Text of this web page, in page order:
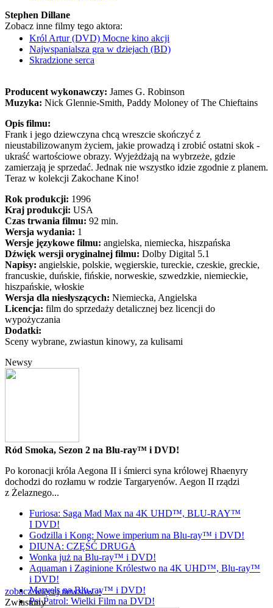
Stephen Dillane
Zobacz inne filmy tego aktora:
Król Artur (DVD) Mocne kino akcji
Najwspanialsza gra w dziejach (BD)
Skradzione serca
Producent wykonawczy: James G. Robinson
Muzyka: Nick Glennie-Smith, Paddy Moloney of The Chieftains
Opis filmu:
Frank i jego dziewczyna chcą wreszcie skończyć z
nieustabilizowanym życiem, jakie prowadzą i zrobić ostatni skok -
ukraść wartościowe obrazy. Wyjeżdżają na wybrzeże, gdzie
zamierzają je sprzedać. Jednak nie wszystko idzie zgodnie z planem.
Teraz w kolekcji Zakochane Kino!
Rok produkcji: 1996
Kraj produkcji: USA
Czas trwania filmu: 92 min.
Wersja wydania: 1
Wersje językowe filmu: angielska, niemiecka, hiszpańska
Dźwięk wersji oryginalnej filmu: Dolby Digital 5.1
Napisy: angielskie, polskie, węgierskie, tureckie, czeskie, greckie,
francuskie, duńskie, fińskie, norweskie, szwedzkie, niemieckie,
hiszpańskie, włoskie
Wersja dla niesłyszących: Niemiecka, Angielska
Licencja: film do sprzedaży detalicznej bez licencji do
wypożyczania
Dodatki:
Sceny wybrane, zwiastun kinowy, za kulisami
Newsy
Ród Smoka, Sezon 2 na Blu-ray™ i DVD!
Po koronacji króla Aegona II i śmierci syna królowej Rhaenyry
dochodzi do rozłamu w rodzie Targaryenów. Aegon II rządzi
z Żelaznego...
Furiosa: Saga Mad Max na 4K UHD™, BLU-RAY™
I DVD!
Godzilla i Kong: Nowe imperium na Blu-ray™ i DVD!
DIUNA: CZĘŚĆ DRUGA
Wonka już na Blu-ray™ i DVD!
Aquaman i Zaginione Królestwo na 4K UHD™, Blu-ray™
i DVD!
Marvels na Blu-ray™ i DVD!
Psi Patrol: Wielki Film na DVD!
zobacz więcej newsów »
Zwiastuny